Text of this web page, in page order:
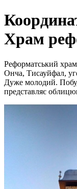
Храм
Реформатський
Онча, Тисауйфал,
Дуже молодий.
представляє